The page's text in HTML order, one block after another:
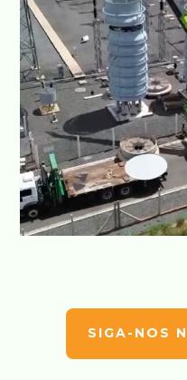
SIGA-NOS